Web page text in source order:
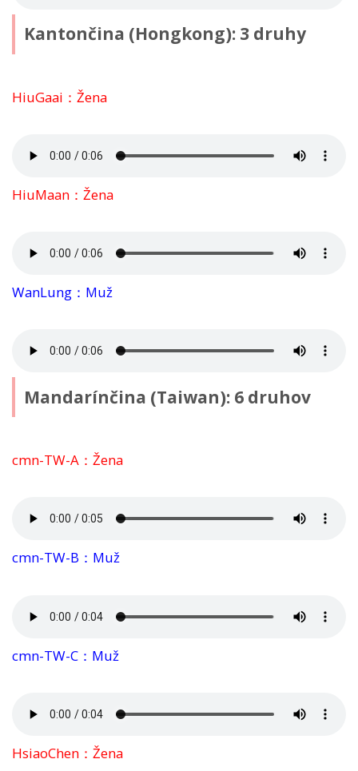
Kantončina (Hongkong): 3 druhy
HiuGaai：Žena
HiuMaan：Žena
WanLung：Muž
Mandarínčina (Taiwan): 6 druhov
cmn-TW-A：Žena
cmn-TW-B：Muž
cmn-TW-C：Muž
HsiaoChen：Žena